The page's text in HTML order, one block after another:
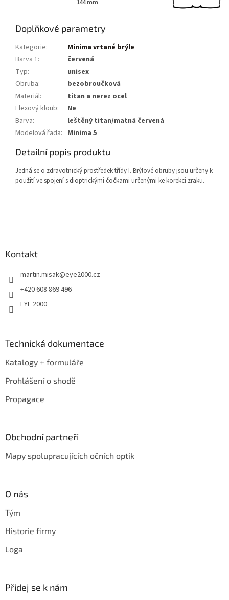
144 mm
Doplňkové parametry
Kategorie:
Minima vrtané brýle
Barva 1:
červená
Typ:
unisex
Obruba:
bezobroučková
Materiál:
titan a nerez ocel
Flexový kloub:
Ne
Barva:
leštěný titan/matná červená
Modelová řada: Minima 5
Detailní popis produktu
Jedná se o zdravotnický prostředek třídy I. Brýlové obruby jsou určeny k
použití ve spojení s dioptrickými čočkami určenými ke korekci zraku.
Kontakt
martin.misak@eye2000.cz
+420 608 869 496
EYE 2000
Technická dokumentace
Katalogy + formuláře
Prohlášení o shodě
Propagace
Obchodní partneři
Mapy spolupracujících očních optik
O nás
Tým
Historie firmy
Loga
Přidej se k nám